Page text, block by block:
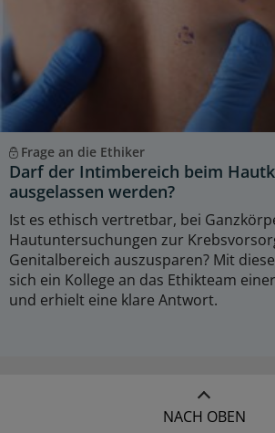
Frage an die Ethiker
Darf der Intimbereich beim
ausgelassen werden?
Ist es ethisch vertretbar, bei
Hautuntersuchungen zur
Genitalbereich auszusparen? Mit
sich ein Kollege an das Ethikteam
und erhielt eine klare Antwort.
NACH OBEN